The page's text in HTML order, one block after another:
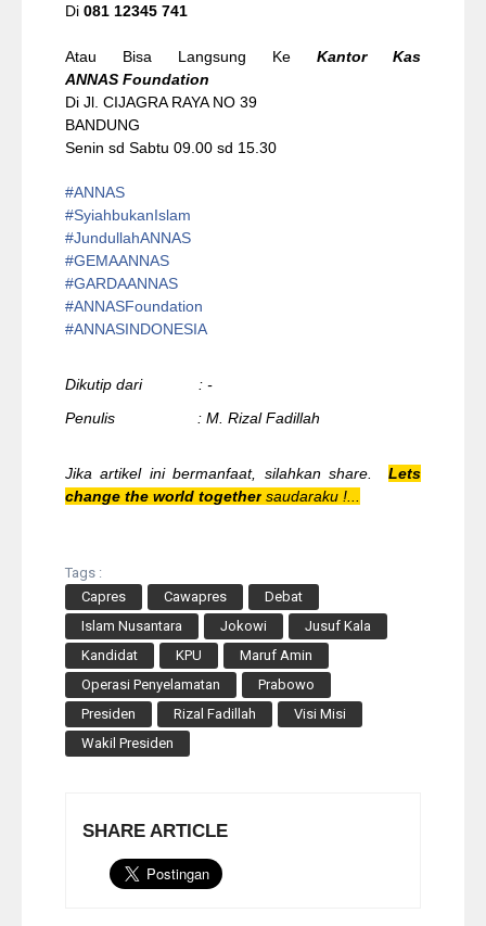
Di 081 12345 741
Atau Bisa Langsung Ke Kantor Kas
ANNAS Foundation
Di Jl. CIJAGRA RAYA NO 39
BANDUNG
Senin sd Sabtu 09.00 sd 15.30
#ANNAS
#SyiahbukanIslam
#JundullahANNAS
#GEMAANNAS
#GARDAANNAS
#ANNASFoundation
#ANNASINDONESIA
Dikutip dari : -
Penulis : M. Rizal Fadillah
Jika artikel ini bermanfaat, silahkan share. Lets
change the world together saudaraku !...
Tags :
Capres
Cawapres
Debat
Islam Nusantara
Jokowi
Jusuf Kala
Kandidat
KPU
Maruf Amin
Operasi Penyelamatan
Prabowo
Presiden
Rizal Fadillah
Visi Misi
Wakil Presiden
SHARE ARTICLE